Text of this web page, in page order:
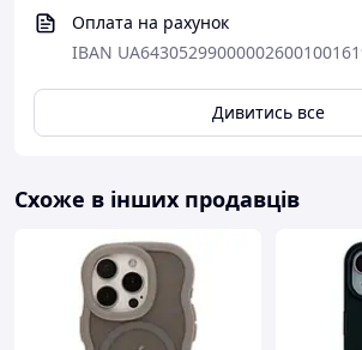
Оплата на рахунок
IBAN
Дивитись все
Схоже в інших продавців